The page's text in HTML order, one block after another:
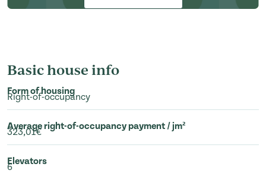
Basic house info
Form of housing
Right-of-occupancy
Average right-of-occupancy payment / jm²
323,01€
Elevators
6